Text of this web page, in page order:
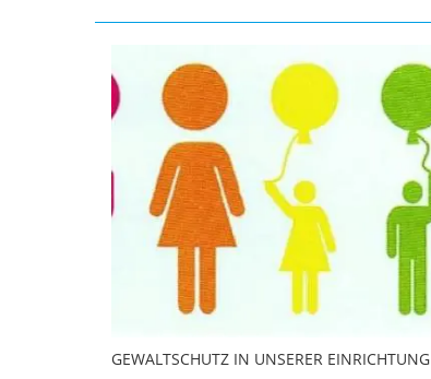
GEWALTSCHUTZ IN UNSERER EINRICHTUNG